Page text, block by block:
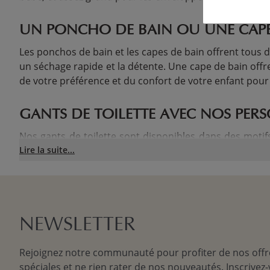
UN PONCHO DE BAIN OU UNE
Les ponchos de bain et les capes de bain offrent
un séchage rapide et la détente. Une cape de bain
de votre préférence et du confort de votre enfant
GANTS DE TOILETTE AVEC NOS
Nos gants de toilette sont disponibles dans des
gants de toilette ludiques rendent le nettoyage plus
le bain de votre bébé plus engageant et divertissant.
Lire la suite...
NEWSLETTER
Rejoignez notre communauté pour profiter de nos
spéciales et ne rien rater de nos nouveautés.